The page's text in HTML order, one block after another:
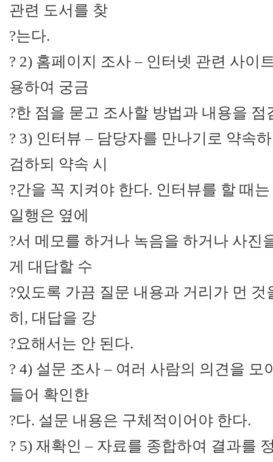
관련 도서를 찾
?는다.
? 2) 홈페이지 조사 – 인터넷 관련 사이
용하여 궁금
?한 점을 묻고 조사할 방법과 내용을 점
? 3) 인터뷰 – 담당자를 만나기로 약속
검하되 약속 시
?간을 꼭 지켜야 한다. 인터뷰를 할 때
일행은 옆에
?서 메모를 하거나 녹음을 하거나 사진
게 대답할 수
?있도록 가끔 질문 내용과 거리가 먼
히, 대답을 강
?요해서는 안 된다.
? 4) 설문 조사 – 여러 사람의 의견을
들어 확인한
?다. 설문 내용은 구체적이어야 한다.
? 5) 재확인 – 자료를 종합하여 결과를